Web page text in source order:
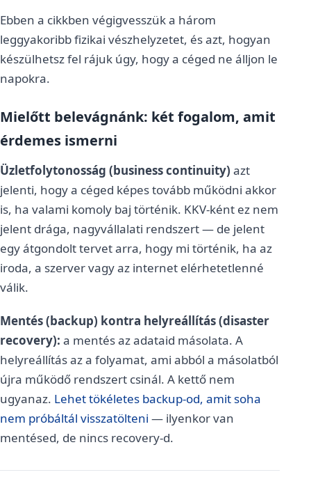
Ebben a cikkben végigvesszük a három
leggyakoribb fizikai vészhelyzetet, és azt, hogyan
készülhetsz fel rájuk úgy, hogy a céged ne álljon le
napokra.
Mielőtt belevágnánk: két fogalom, amit
érdemes ismerni
Üzletfolytonosság (business continuity) azt
jelenti, hogy a céged képes tovább működni akkor
is, ha valami komoly baj történik. KKV-ként ez nem
jelent drága, nagyvállalati rendszert — de jelent
egy átgondolt tervet arra, hogy mi történik, ha az
iroda, a szerver vagy az internet elérhetetlenné
válik.
Mentés (backup) kontra helyreállítás (disaster
recovery): a mentés az adataid másolata. A
helyreállítás az a folyamat, ami abból a másolatból
újra működő rendszert csinál. A kettő nem
ugyanaz. Lehet tökéletes backup-od, amit soha
nem próbáltál visszatölteni — ilyenkor van
mentésed, de nincs recovery-d.